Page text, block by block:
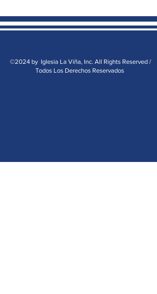
©2024 by Iglesia La Viña, Inc. All Rights Reserved /
Todos Los Derechos Reservados